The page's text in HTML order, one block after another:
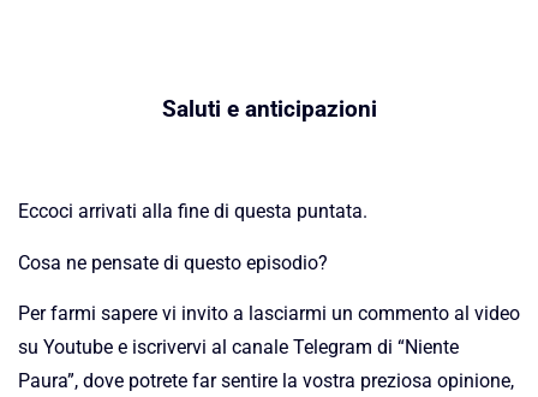
Saluti e anticipazioni
Eccoci arrivati alla fine di questa puntata.
Cosa ne pensate di questo episodio?
Per farmi sapere vi invito a lasciarmi un commento al video
su Youtube e iscrivervi al canale Telegram di “Niente
Paura”, dove potrete far sentire la vostra preziosa opinione,